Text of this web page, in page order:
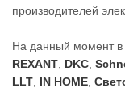
производителей
На данный момент в
REXANT DKC
LLT IN HOME